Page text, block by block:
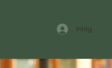
Inloggen